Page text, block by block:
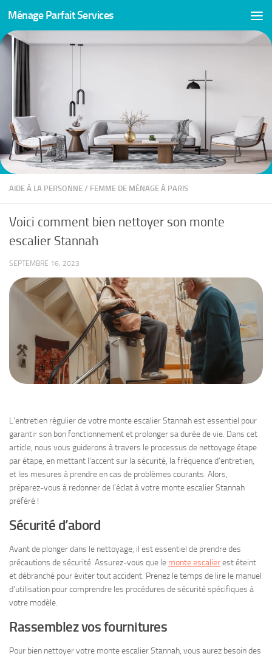
Skip to content
Ménage Parfait Services
AIDE À LA PERSONNE / FEMME DE MÉNAGE À PARIS
Voici comment bien nettoyer son monte
escalier Stannah
SEPTEMBRE 16, 2023
L’entretien régulier de votre monte escalier Stannah est essentiel pour
garantir son bon fonctionnement et prolonger sa durée de vie. Dans cet
article, nous vous guiderons à travers le processus de nettoyage étape
par étape, en mettant l’accent sur la sécurité, la fréquence d’entretien,
et les mesures à prendre en cas de problèmes courants. Alors,
préparez-vous à redonner de l’éclat à votre monte escalier Stannah
préféré !
Sécurité d’abord
Avant de plonger dans le nettoyage, il est essentiel de prendre des
précautions de sécurité. Assurez-vous que le monte escalierest éteint
et débranché pour éviter tout accident. Prenez le temps de lire le manuel
d’utilisation pour comprendre les procédures de sécurité spécifiques à
votre modèle.
Rassemblez vos fournitures
Pour bien nettoyer votre monte escalier Stannah, vous aurez besoin des